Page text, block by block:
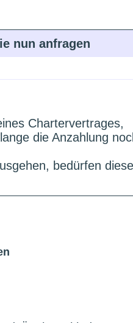
nun anfragen
Chartervertrages,
die Anzahlung
bedürfen